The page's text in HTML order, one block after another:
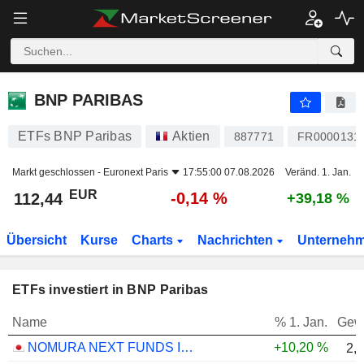
BNP PARIBAS
BNP PARIBAS
ETFs BNP Paribas Aktien 887771
Markt geschlossen - Euronext Paris 17:55:00 07.08.2026 Veränd. 1. Jan.
112,44 EUR -0,14 % +39,18 %
Übersicht Kurse Charts Nachrichten
ETFs investiert in BNP Paribas
Name % 1. Jan.
NOMURA NEXT FUNDS INTERNATIONAL EQUITY MSCI-KOKUSAI (YEN-HEDGED) ETF - JPY
+10,20 %